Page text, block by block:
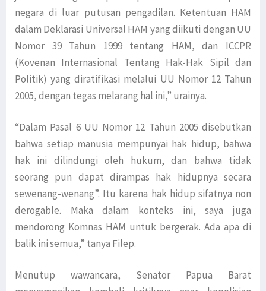
negara di luar putusan pengadilan. Ketentuan HAM
dalam Deklarasi Universal HAM yang diikuti dengan UU
Nomor 39 Tahun 1999 tentang HAM, dan ICCPR
(Kovenan Internasional Tentang Hak-Hak Sipil dan
Politik) yang diratifikasi melalui UU Nomor 12 Tahun
2005, dengan tegas melarang hal ini,” urainya.
“Dalam Pasal 6 UU Nomor 12 Tahun 2005 disebutkan
bahwa setiap manusia mempunyai hak hidup, bahwa
hak ini dilindungi oleh hukum, dan bahwa tidak
seorang pun dapat dirampas hak hidupnya secara
sewenang-wenang”. Itu karena hak hidup sifatnya non
derogable. Maka dalam konteks ini, saya juga
mendorong Komnas HAM untuk bergerak. Ada apa di
balik ini semua,” tanya Filep.
Menutup wawancara, Senator Papua Barat